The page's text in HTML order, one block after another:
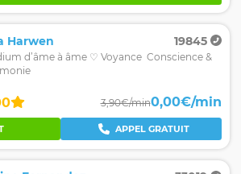
Harwen 19845
d’âme à âme ♡ Voyance Conscience &
3,90€/min0,00€/min
APPEL GRATUIT